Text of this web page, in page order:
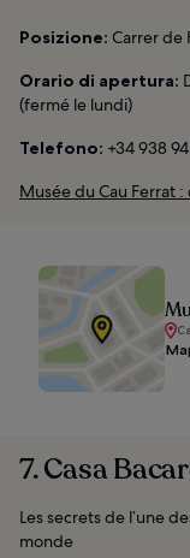
Posizione: Carrer de
Orario di apertura:
(fermé le lundi)
Telefono: +34 938
Musée du Cau Ferrat
7. Casa
Les secrets de l’une
monde